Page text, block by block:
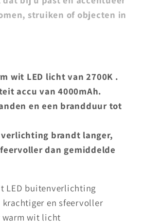
struiken of objecten in
wit LED licht van 2700K .
accu van 4000mAh.
en een brandduur tot
brandt langer,
dan gemiddelde
LED buitenverlichting
krachtiger en sfeervoller
warm wit licht